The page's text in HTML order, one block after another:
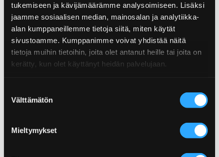
tukemiseen ja kävijämäärämme analysoimiseen. Lisäksi
jaamme sosiaalisen median, mainosalan ja analytiikka-
alan kumppaneillemme tietoja siitä, miten käytät
sivustoamme. Kumppanimme voivat yhdistää näitä
tietoja muihin tietoihin, joita olet antanut heille tai joita on
kerätty, kun olet käyttänyt heidän palvelujaan.
valinta
Välttämätön
Mieltymykset
BUFFALO MEDIUM -SIIPIKASTIKE